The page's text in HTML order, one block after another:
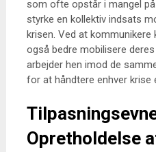
som ofte opstår i mangel
styrke en kollektiv indsats
krisen. Ved at
også bedre mobilisere
arbejder hen imod de
for at håndtere enhver krise
Opretholdelse